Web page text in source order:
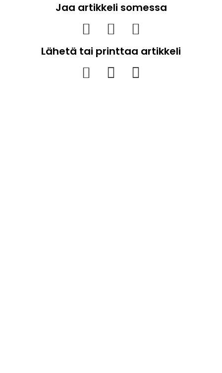
Jaa artikkeli somessa
Lähetä tai printtaa artikkeli